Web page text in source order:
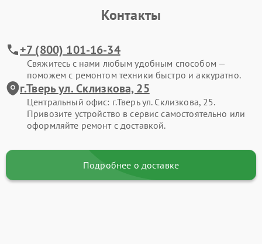
Контакты
+7 (800) 101-16-34
Свяжитесь с нами любым удобным способом —
поможем с ремонтом техники быстро и аккуратно.
г.Тверь ул. Склизкова, 25
Центральный офис: г.Тверь ул. Склизкова, 25.
Привозите устройство в сервис самостоятельно или
оформляйте ремонт с доставкой.
Подробнее о доставке